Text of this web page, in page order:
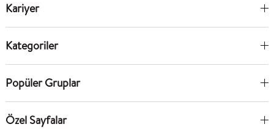
Kariyer
Kategoriler
Popüler Gruplar
Özel Sayfalar